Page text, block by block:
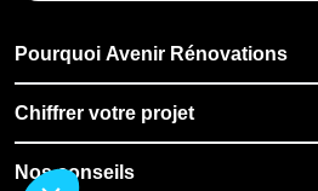
Pourquoi Avenir Rénovations
Chiffrer votre projet
Nos conseils